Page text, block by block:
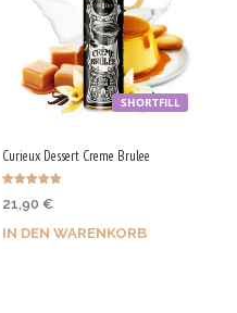
SHORTFILL
Curieux Dessert Creme Brulee
5.00
21,90 €
IN DEN WARENKORB